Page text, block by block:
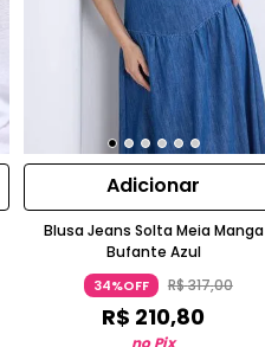
Adicionar
Blusa Jeans Solta Meia Manga
Bufante Azul
34%OFF R$317,00
R$ 210,80
no Pix